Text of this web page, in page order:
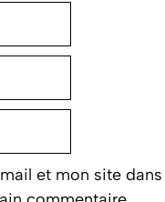
et mon site dans